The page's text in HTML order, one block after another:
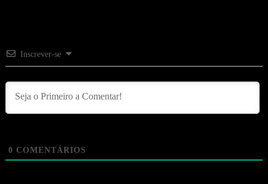
Inscrever-se
0 COMENTÁRIOS